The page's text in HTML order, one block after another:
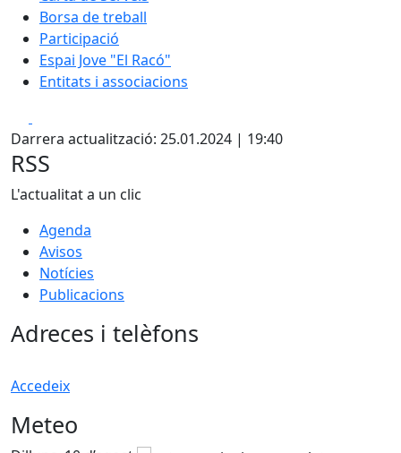
Borsa de treball
Participació
Espai Jove "El Racó"
Entitats i associacions
Darrera actualització: 25.01.2024 | 19:40
RSS
L'actualitat a un clic
Agenda
Avisos
Notícies
Publicacions
Adreces i telèfons
Accedeix
Meteo